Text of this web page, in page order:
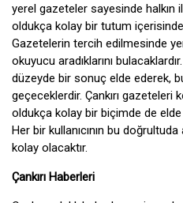
yerel gazeteler sayesinde halkın
oldukça kolay bir tutum
Gazetelerin tercih edilmesinde
okuyucu aradıklarını
düzeyde bir sonuç elde ederek,
geçeceklerdir. Çankırı gazeteleri
oldukça kolay bir biçimde de elde
Her bir kullanıcının bu
kolay olacaktır.
Çankırı Haberleri